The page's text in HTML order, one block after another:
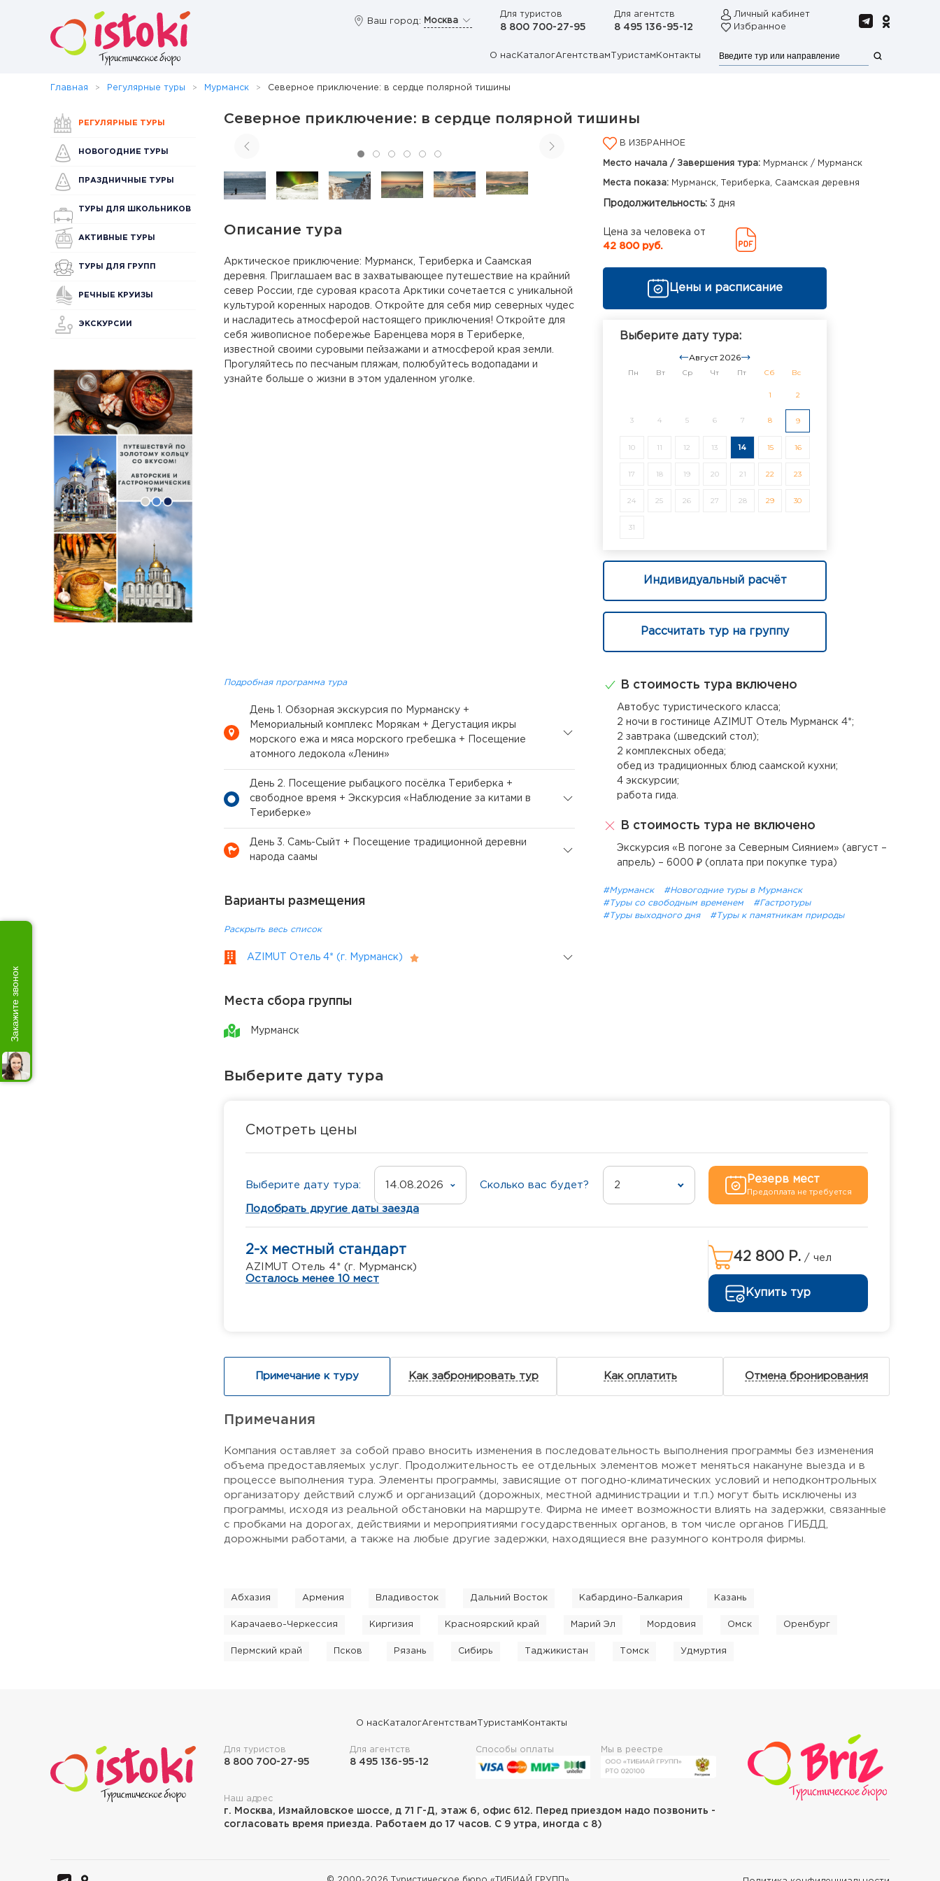
Ваш город: Москва
Для туристов
8 800 700-27-95
Для агентств
8 495 136-95-12
Личный кабинет
Избранное
О нас КаталогАгентствам Туристам Контакты
Главная Регулярные туры Мурманск Северное приключение: в сердце полярной тишины
Северное приключение: в сердце полярной тишины
Описание тура
Арктическое приключение: Мурманск, Териберка и Саамская
деревня. Приглашаем вас в захватывающее путешествие на крайний
север России, где суровая красота Арктики сочетается с уникальной
культурой коренных народов. Откройте для себя мир северных чудес
и насладитесь атмосферой настоящего приключения! Откройте для
себя живописное побережье Баренцева моря в Териберке,
известной своими суровыми пейзажами и атмосферой края земли.
Прогуляйтесь по песчаным пляжам, полюбуйтесь водопадами и
узнайте больше о жизни в этом удаленном уголке.
В ИЗБРАННОЕ
Место начала / Завершения тура: Мурманск / Мурманск
Места показа: Мурманск, Териберка, Саамская деревня
Продолжительность: 3 дня
Цена за человека от
42 800 руб.
Цены и расписание
Выберите дату тура:
Август 2026
Пн Вт Ср Чт Пт Сб Вс
1 2
3 4 5 6 7 8 9
10 11 12 13 14 15 16
17 18 19 20 21 22 23
24 25 26 27 28 29 30
31
Индивидуальный расчёт
Рассчитать тур на группу
Подробная программа тура
День 1. Обзорная экскурсия по Мурманску +
Мемориальный комплекс Морякам + Дегустация икры
морского ежа и мяса морского гребешка + Посещение
атомного ледокола «Ленин»
День 2. Посещение рыбацкого посёлка Териберка +
свободное время + Экскурсия «Наблюдение за китами в
Териберке»
День 3. Самь-Сыйт + Посещение традиционной деревни
народа саамы
Варианты размещения
Раскрыть весь список
AZIMUT Отель 4* (г. Мурманск)
Места сбора группы
Мурманск
В стоимость тура включено
Автобус туристического класса;
2 ночи в гостинице AZIMUT Отель Мурманск 4*;
2 завтрака (шведский стол);
2 комплексных обеда;
обед из традиционных блюд саамской кухни;
4 экскурсии;
работа гида.
В стоимость тура не включено
Экскурсия «В погоне за Северным Сиянием» (август –
апрель) – 6000 ₽ (оплата при покупке тура)
#Мурманск
#Новогодние туры в Мурманск
#Туры со свободным временем
#Гастротуры
#Туры выходного дня
#Туры к памятникам природы
Выберите дату тура
Смотреть цены
Выберите дату тура: 14.08.2026 Сколько вас будет? 2
Резерв мест
Предоплата не требуется
Подобрать другие даты заезда
2-х местный стандарт
AZIMUT Отель 4* (г. Мурманск)
Осталось менее 10 мест
42 800 Р./ чел
Купить тур
Примечание к туру Как забронировать тур Как оплатить Отмена бронирования
Примечания
Компания оставляет за собой право вносить изменения в последовательность выполнения программы без изменения
объема предоставляемых услуг. Продолжительность ее отдельных элементов может меняться накануне выезда и в
процессе выполнения тура. Элементы программы, зависящие от погодно-климатических условий и неподконтрольных
организатору действий служб и организаций (дорожных, местной администрации и т.п.) могут быть исключены из
программы, исходя из реальной обстановки на маршруте. Фирма не имеет возможности влиять на задержки, связанные
с пробками на дорогах, действиями и мероприятиями государственных органов, в том числе органов ГИБДД,
дорожными работами, а также на любые другие задержки, находящиеся вне разумного контроля фирмы.
Абхазия Армения Владивосток Дальний Восток Кабардино-Балкария Казань
Карачаево-Черкессия Киргизия Красноярский край Марий Эл Мордовия Омск Оренбург
Пермский край Псков Рязань Сибирь Таджикистан Томск Удмуртия
РЕГУЛЯРНЫЕ ТУРЫ
НОВОГОДНИЕ ТУРЫ
ПРАЗДНИЧНЫЕ ТУРЫ
ТУРЫ ДЛЯ ШКОЛЬНИКОВ
АКТИВНЫЕ ТУРЫ
ТУРЫ ДЛЯ ГРУПП
РЕЧНЫЕ КРУИЗЫ
ЭКСКУРСИИ
О нас КаталогАгентствам Туристам Контакты
Для туристов
8 800 700-27-95
Для агентств
8 495 136-95-12
Способы оплаты Мы в реестре
Наш адрес
г. Москва, Измайловское шоссе, д 71 Г-Д, этаж 6, офис 612. Перед приездом надо позвонить -
согласовать время приезда. Работаем до 17 часов. С 9 утра, иногда с 8)
Закажите звонок